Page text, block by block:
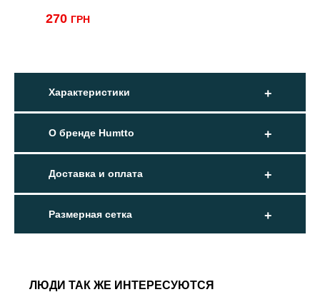
270 ГРН
Характеристики
О бренде Humtto
Доставка и оплата
Размерная сетка
ЛЮДИ ТАК ЖЕ ИНТЕРЕСУЮТСЯ